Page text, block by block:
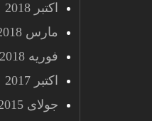
اکتبر 2018
مارس 2018
فوریه 2018
اکتبر 2017
جولای 2015